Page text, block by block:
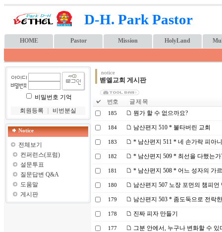
D-H. Park Pastor
HOME Pastor Mission HolyLand
비밀번호 기억
회원등록
비번분실
Notice
전체보기
컨퍼런스(포럼)
설문투표
질문답변 Q&A
도움말
게시판
notice
벧엘교회 게시판
번호 글 제 목
185 뭔가 할 수 없으까요?
184 남산편지 510 * 불타버린 교회
183 * 남산편지 511 * 네 손가락 피아
182 * 남산편지 509 * 최선을 다했는가
181 * 남산편지 508 * 어느 성자의 가
180 남산편지 507 노장 포먼의 챔피언
179 남산편지 503 * 좀도둑으로 전락
178 진짜 피자 만들기
177 그분 안에서, 누구나 변화할 수 있